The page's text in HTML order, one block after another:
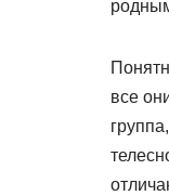
все